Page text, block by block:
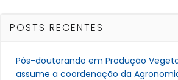
POSTS RECENTES
Pós-doutorando em Produção
assume a coordenação da